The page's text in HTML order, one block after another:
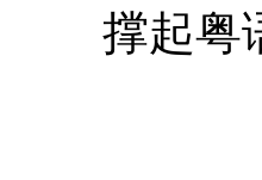
撑起粤语